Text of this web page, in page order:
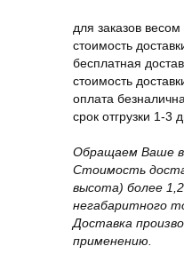
для заказов
стоимость
бесплатная
стоимость
оплата
срок отгрузки 1-3
Обращаем Ваше
Стоимость
высота) более
негабаритного
Доставка
применению.